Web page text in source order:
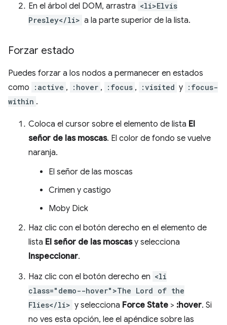
En el árbol del DOM, arrastra <li>Elvis
Presley</li> a la parte superior de la lista.
Forzar estado
Puedes forzar a los nodos a permanecer en estados
como
:active , :hover , :focus , :visited y :focus-
within .
Coloca el cursor sobre el elemento de lista El
señor de las moscas. El color de fondo se vuelve
naranja.
El señor de las moscas
Crimen y castigo
Moby Dick
Haz clic con el botón derecho en el elemento de
lista El señor de las moscasy selecciona
Inspeccionar.
Haz clic con el botón derecho en <li
class="demo--hover">The Lord of the
Flies</li> y selecciona Force State > :hover. Si
no ves esta opción, lee el apéndice sobre las